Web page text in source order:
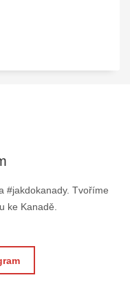
#jakdokanady. Tvoříme
ke Kanadě.